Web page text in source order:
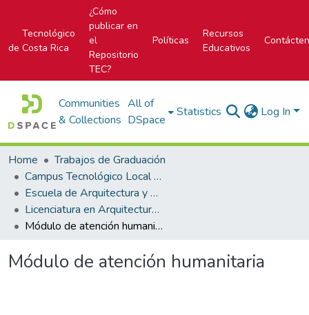
Tecnológico
de Costa Rica
¿Cómo
publicar en
el
Repositorio
TEC?
Políticas
Recursos
Educativos
Communities
& Collections
All of
DSpace
Statistics Log In
Home
Trabajos de Graduación
Campus Tecnológico Local San José
Escuela de Arquitectura y Urbanismo
Licenciatura en Arquitectura y Urbanismo
Módulo de atención humanitaria
Módulo de atención humanitaria